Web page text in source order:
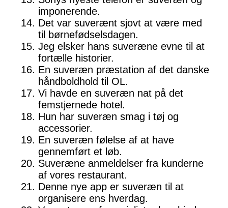
imponerende.
Det var suverænt sjovt at være med
til børnefødselsdagen.
Jeg elsker hans suveræne evne til at
fortælle historier.
En suveræn præstation af det danske
håndboldhold til OL.
Vi havde en suveræn nat på det
femstjernede hotel.
Hun har suveræn smag i tøj og
accessorier.
En suveræn følelse af at have
gennemført et løb.
Suveræne anmeldelser fra kunderne
af vores restaurant.
Denne nye app er suveræn til at
organisere ens hverdag.